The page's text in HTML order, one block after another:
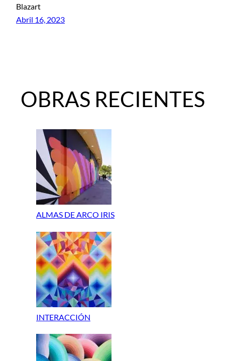
Blazart
Abril 16, 2023
OBRAS RECIENTES
ALMAS DE ARCO IRIS
INTERACCIÓN